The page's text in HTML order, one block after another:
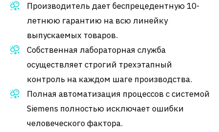
Производитель дает беспрецедентную 10-
летнюю гарантию на всю линейку
выпускаемых товаров.
Собственная лабораторная служба
осуществляет строгий трехэтапный
контроль на каждом шаге производства.
Полная автоматизация процессов с системой
Siemens полностью исключает ошибки
человеческого фактора.